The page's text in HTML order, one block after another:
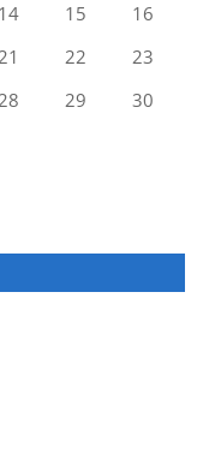
14 15
16
22
23
29
30